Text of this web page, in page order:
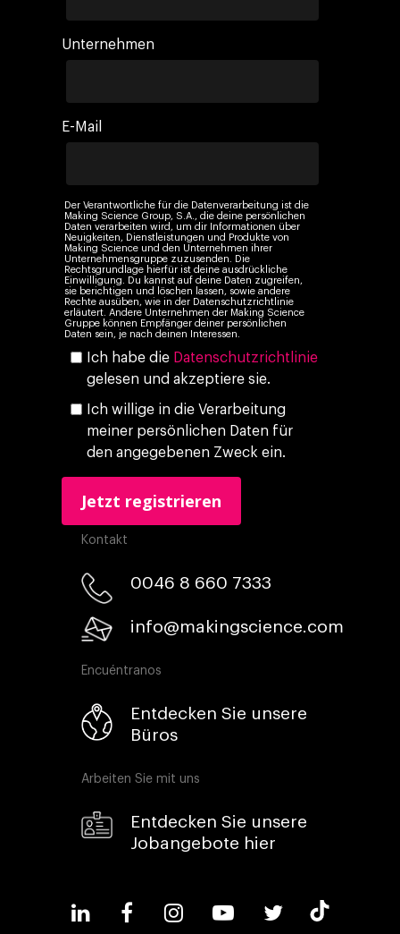
Unternehmen
E-Mail
Der Verantwortliche für die Datenverarbeitung ist die
Making Science Group, S.A., die deine persönlichen
Daten verarbeiten wird, um dir Informationen über
Neuigkeiten, Dienstleistungen und Produkte von
Making Science und den Unternehmen ihrer
Unternehmensgruppe zuzusenden. Die
Rechtsgrundlage hierfür ist deine ausdrückliche
Einwilligung. Du kannst auf deine Daten zugreifen,
sie berichtigen und löschen lassen, sowie andere
Rechte ausüben, wie in der Datenschutzrichtlinie
erläutert. Andere Unternehmen der Making Science
Gruppe können Empfänger deiner persönlichen
Daten sein, je nach deinen Interessen.
Ich habe die Datenschutzrichtlinie
gelesen und akzeptiere sie.
Ich willige in die Verarbeitung
meiner persönlichen Daten für
den angegebenen Zweck ein.
Kontakt
0046 8 660 7333​
info@makingscience.com
Encuéntranos
Entdecken Sie unsere
Büros
Arbeiten Sie mit uns
Entdecken Sie unsere
Jobangebote hier
Investors
Über Making Science
Karriere
10. Jahrestag
ESG
Business
Agentic AI Marketing
ad-machina
The Tech Enabled
Digital Agency
Paid Media
KI, Daten &
Marketing
Cloud & AI
Customers
Insights
Blogs
Events
Ebooks & Reports
Kontakt